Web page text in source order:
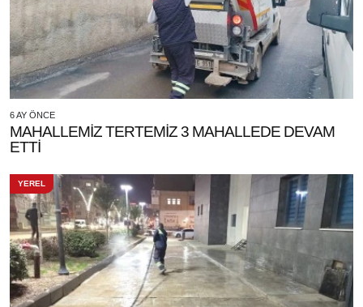
6 AY ÖNCE
MAHALLEMİZ TERTEMİZ 3 MAHALLEDE DEVAM
ETTİ
YEREL